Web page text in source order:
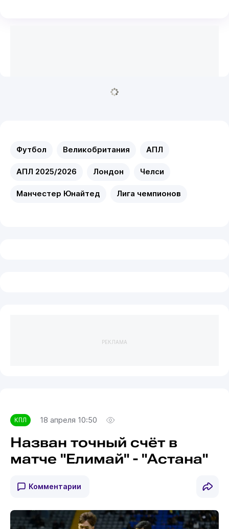
Футбол Великобритания АПЛ
АПЛ 2025/2026 Лондон Челси
Манчестер Юнайтед Лига чемпионов
РЕКЛАМА
КПЛ 18 апреля 10:50
Назван точный счёт в
матче "Елимай" - "Астана"
Комментарии